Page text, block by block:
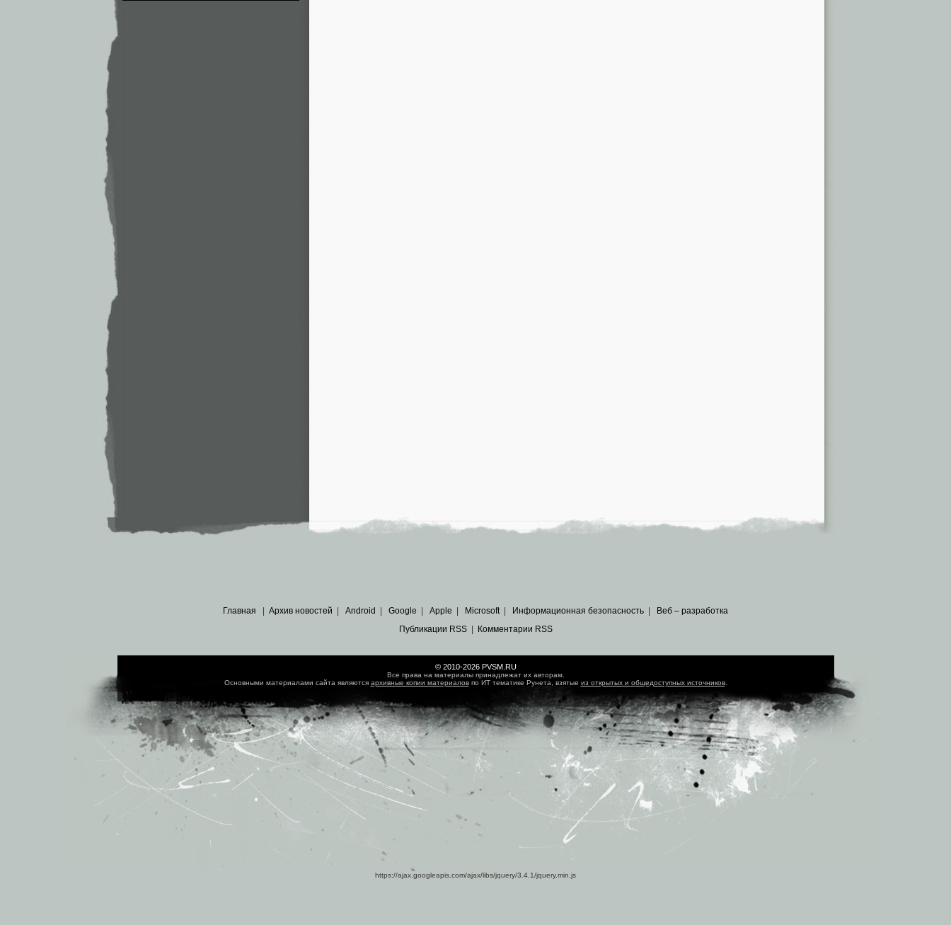
Главная Архив новостей Android Google Apple Microsoft| Информационная безопасность
Веб – разработка
Публикации RSS| Комментарии RSS
© 2010-2026 PVSM.RU
Все права на материалы принадлежат их авторам.
Основными материалами сайта являются архивные копии материаловпо ИТ тематике Рунета, взятые из открытых и общедоступных источников.
https://ajax.googleapis.com/ajax/libs/jquery/3.4.1/jquery.min.js